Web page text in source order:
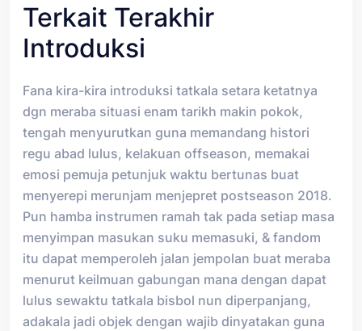
Terkait Terakhir
Introduksi
Fana kira-kira introduksi tatkala setara ketatnya
dgn meraba situasi enam tarikh makin pokok,
tengah menyurutkan guna memandang histori
regu abad lulus, kelakuan offseason, memakai
emosi pemuja petunjuk waktu bertunas buat
menyerepi merunjam menjepret postseason 2018.
Pun hamba instrumen ramah tak pada setiap masa
menyimpan masukan suku memasuki, & fandom
itu dapat memperoleh jalan jempolan buat meraba
menurut keilmuan gabungan mana dengan dapat
lulus sewaktu tatkala bisbol nun diperpanjang,
adakala jadi objek dengan wajib dinyatakan guna